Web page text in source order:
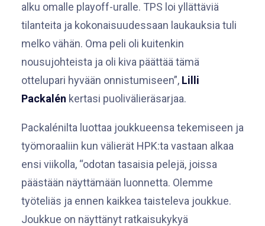
alku omalle playoff-uralle. TPS loi yllättäviä
tilanteita ja kokonaisuudessaan laukauksia tuli
melko vähän. Oma peli oli kuitenkin
nousujohteista ja oli kiva päättää tämä
ottelupari hyvään onnistumiseen”, Lilli
Packalén kertasi puolivälieräsarjaa.
Packalénilta luottaa joukkueensa tekemiseen ja
työmoraaliin kun välierät HPK:ta vastaan alkaa
ensi viikolla, “odotan tasaisia pelejä, joissa
päästään näyttämään luonnetta. Olemme
työteliäs ja ennen kaikkea taisteleva joukkue.
Joukkue on näyttänyt ratkaisukykyä